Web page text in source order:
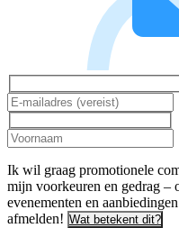
Ik wil graag promotionele
mijn voorkeuren en gedrag –
evenementen en
afmelden! Wat betekent dit?